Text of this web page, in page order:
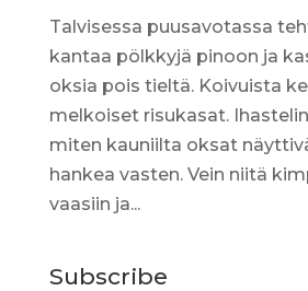
Talvisessa puusavotassa
kantaa pölkkyjä pinoon ja
oksia pois tieltä. Koivuista
melkoiset risukasat.
miten kauniilta oksat
hankea vasten. Vein niitä
vaasiin ja...
Subscribe